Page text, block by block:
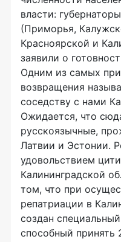
власти:
(Приморья,
Красноярской и
заявили о
Одним из самых
возвращения
соседству с нами
Ожидается, что
русскоязычные,
Латвии и Эстонии.
удовольствием
Калининградской
том, что при
репатриации в
создан
способный принять